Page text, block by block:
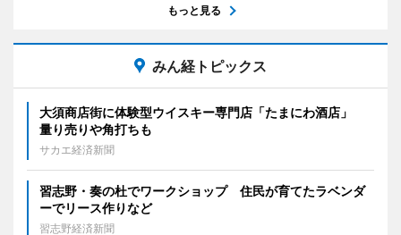
もっと見る
みん経トピックス
大須商店街に体験型ウイスキー専門店「たまにわ酒店」
量り売りや角打ちも
サカエ経済新聞
習志野・奏の杜でワークショップ 住民が育てたラベンダ
ーでリース作りなど
習志野経済新聞